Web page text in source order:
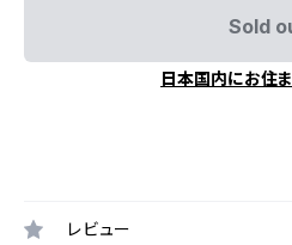
Sold
日本国内にお住
レビュー